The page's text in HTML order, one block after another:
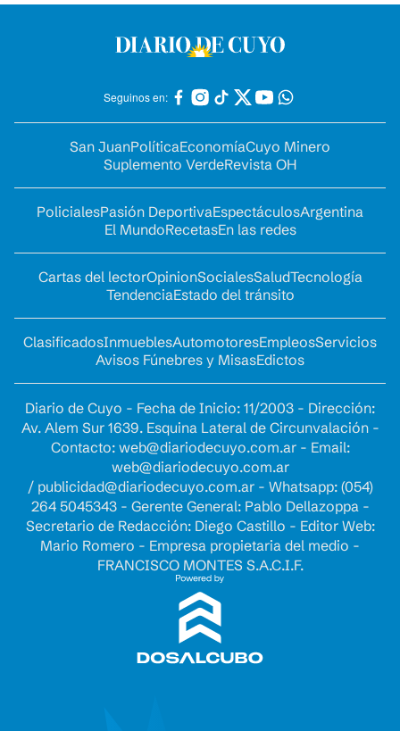
Seguinos en:
San JuanPolíticaEconomíaCuyo Minero
Suplemento VerdeRevista OH
PolicialesPasión DeportivaEspectáculosArgentina
El MundoRecetasEn las redes
Cartas del lectorOpinionSocialesSaludTecnología
TendenciaEstado del tránsito
ClasificadosInmueblesAutomotoresEmpleosServicios
Avisos Fúnebres y MisasEdictos
Diario de Cuyo - Fecha de Inicio: 11/2003 - Dirección:
Av. Alem Sur 1639. Esquina Lateral de Circunvalación -
Contacto: web@diariodecuyo.com.ar- Email:
web@diariodecuyo.com.ar
/ publicidad@diariodecuyo.com.ar- Whatsapp: (054)
264 5045343 - Gerente General: Pablo Dellazoppa -
Secretario de Redacción: Diego Castillo - Editor Web:
Mario Romero - Empresa propietaria del medio -
FRANCISCO MONTES S.A.C.I.F.